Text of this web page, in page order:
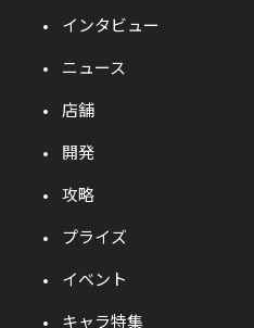
インタビュー
ニュース
店舗
開発
攻略
プライズ
イベント
キャラ特集